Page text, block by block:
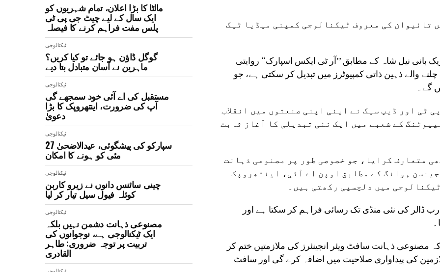
مالٹا کا بڑا اعلان، تمام شہریوں کو
ایک سال کے لیے چیٹ جی پی ٹی
پلس مفت فراہم کرنے کا فیصلہ
ٹیکنالوجی
گوگل ڈاؤن ہو جائے تو کیا کریں؟
ماہرین نے آسان متبادل بتا دیے
ٹیکنالوجی
مستقبل کی اے آئی خود سمجھے گی
آپ کی ضرورت، اینتھروپک کا بڑا
دعویٰ
ٹیکنالوجی
سپارکو کی پیشگوئی، عیدالاضحیٰ 27
مئی کو ہونے کا امکان
ٹیکنالوجی
چینی سائنس دانوں نے زیرو کاربن
کوئلہ فیول سیل تیار کر لیا
ٹیکنالوجی
مصنوعی ذہانت دشمن نہیں بلکہ
ایک ٹیکنالوجی ہے، نوجوانوں کی
تربیت پر توجہ ضروری: طاہر
القادری
تائیوان کی معروف ٹیکنالوجی کمپنی میڈیا ٹیک
بانی نیل شاہ کے مطابق ’’آر ٹی ایکس اسپارک‘‘ روایتی
والے ذہین ذاتی کمپیوٹرز میں تبدیل کر سکتی ہے، جو
گے۔
ٹی اور ڈیپ سیک نے اپنی اپنی صنعتوں میں انقلاب
کے شعبے میں ایک نئی تبدیلی کا آغاز ثابت
متعارف کرایا، جو خصوصی طور پر مصنوعی ذہانت
ہوانگ کے مطابق اوپن اے آئی، اینتھروپک
میں دلچسپی رکھتی ہیں۔
نے دعویٰ کیا کہ ویرا پروسیسر اینویڈیا کو 200 ارب ڈالر کی نئی منڈی تک رسائی فراہم کر سکتا ہے اور
مصنوعی ذہانت سافٹ ویئر انجینئرز کی ملازمتیں ختم کر
کی پیداواری صلاحیت میں اضافہ کرے گی اور سافٹ